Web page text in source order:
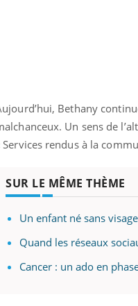
Bethany
Un sens de
Services rendus à la
SUR LE MÊME THÈME
Un enfant né sans
Quand les réseaux
Cancer : un ado en